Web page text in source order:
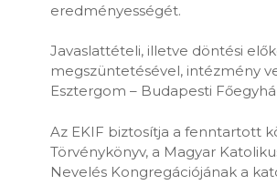
eredményességét.
Javaslattételi, illetve döntési
megszüntetésével, intézmény
Esztergom – Budapesti
Az EKIF biztosítja a fenntartott
Törvénykönyv, a Magyar
Nevelés Kongregációjának a